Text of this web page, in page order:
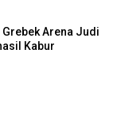
Arena Judi
Kabur